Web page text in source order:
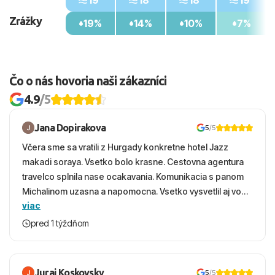
Zrážky
19%
14%
10%
7%
Čo o nás hovoria naši zákazníci
4.9/5
Jana Dopirakova 5/5
Včera sme sa vratili z Hurgady konkretne hotel Jazz
makadi soraya. Vsetko bolo krasne. Cestovna agentura
travelco splnila nase ocakavania. Komunikacia s panom
Michalinom uzasna a napomocna. Vsetko vysvetlil aj vo
vecernych hodinach zaco sa ospravedlnujem. Hotel
krasny, cisty. Sluzby top. Strava, prostredie, more,
viac
pred 1 týždňom
Juraj Koskovsky 5/5